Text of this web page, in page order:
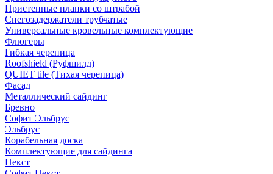
Пристенные планки со штрабой
Снегозадержатели трубчатые
Универсальные кровельные комплектующие
Флюгеры
Гибкая черепица
Roofshield (Руфшилд)
QUIET tile (Тихая черепица)
Фасад
Металлический сайдинг
Бревно
Софит Эльбрус
Эльбрус
Корабельная доска
Комплектующие для сайдинга
Некст